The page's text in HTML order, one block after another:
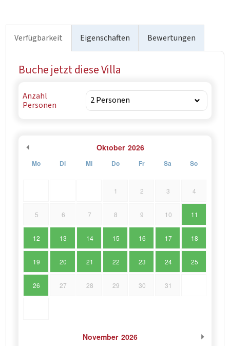
Verfügbarkeit Eigenschaften Bewertungen
Buche jetzt diese Villa
Anzahl
Personen
Oktober 2026
Mo Di Mi Do Fr Sa So
1 2 3 4
5 6 7 8 9 10 11
12 13 14 15 16 17 18
19 20 21 22 23 24 25
26 27 28 29 30 31
November 2026